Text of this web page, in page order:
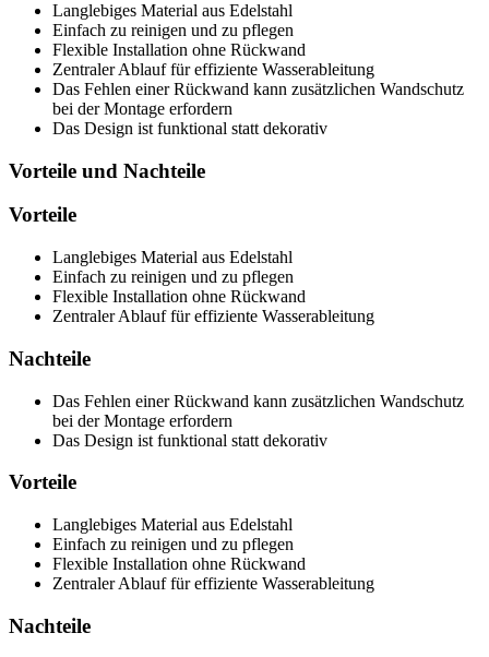
Langlebiges Material aus Edelstahl
Einfach zu reinigen und zu pflegen
Flexible Installation ohne Rückwand
Zentraler Ablauf für effiziente Wasserableitung
Das Fehlen einer Rückwand kann zusätzlichen Wandschutz
bei der Montage erfordern
Das Design ist funktional statt dekorativ
Vorteile und Nachteile
Vorteile
Langlebiges Material aus Edelstahl
Einfach zu reinigen und zu pflegen
Flexible Installation ohne Rückwand
Zentraler Ablauf für effiziente Wasserableitung
Nachteile
Das Fehlen einer Rückwand kann zusätzlichen Wandschutz
bei der Montage erfordern
Das Design ist funktional statt dekorativ
Vorteile
Langlebiges Material aus Edelstahl
Einfach zu reinigen und zu pflegen
Flexible Installation ohne Rückwand
Zentraler Ablauf für effiziente Wasserableitung
Nachteile